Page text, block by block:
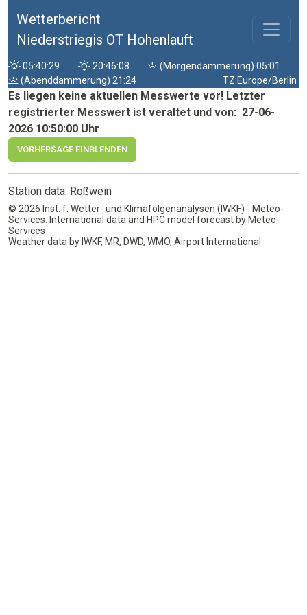
Wetterbericht
Niederstriegis OT Hohenlauft
05:40:29 20:46:08
(Morgendämmerung) 05:01
(Abenddämmerung) 21:24
TZ:Europe/Berlin
Es liegen keine aktuellen Messwerte vor! Letzter
registrierter Messwert ist veraltet und von: 27-06-
2026 10:50:00 Uhr
VORHERSAGE EINBLENDEN
Station data: Roßwein
© 2026 Inst. f. Wetter- und Klimafolgenanalysen (IWKF) - Meteo-
Services. International data and HPC model forecast by Meteo-
Services
Weather data by IWKF, MR, DWD, WMO, Airport International